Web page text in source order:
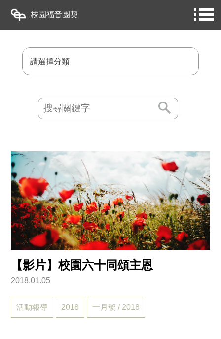
校園福音團契
請選擇分類
【影片】校園六十同頌主恩
2018.01.05
活動報導 2018 一月號 / 2018